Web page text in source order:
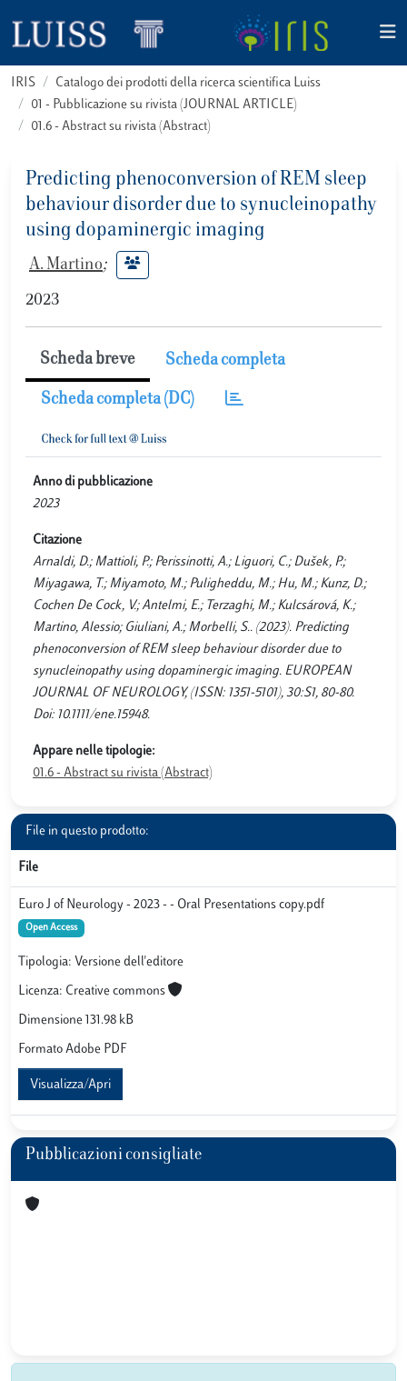
IRIS
Catalogo dei prodotti della ricerca scientifica Luiss
01 - Pubblicazione su rivista (JOURNAL ARTICLE)
01.6 - Abstract su rivista (Abstract)
Predicting phenoconversion of REM sleep
behaviour disorder due to synucleinopathy
using dopaminergic imaging
A. Martino;
2023
Scheda breve Scheda completa
Scheda completa (DC)
Anno di pubblicazione
2023
Citazione
Arnaldi, D.; Mattioli, P.; Perissinotti, A.; Liguori, C.; Dušek, P.;
Miyagawa, T.; Miyamoto, M.; Puligheddu, M.; Hu, M.; Kunz, D.;
Cochen De Cock, V.; Antelmi, E.; Terzaghi, M.; Kulcsárová, K.;
Martino, Alessio; Giuliani, A.; Morbelli, S.. (2023). Predicting
phenoconversion of REM sleep behaviour disorder due to
synucleinopathy using dopaminergic imaging. EUROPEAN
JOURNAL OF NEUROLOGY, (ISSN: 1351-5101), 30:S1, 80-80.
Doi: 10.1111/ene.15948.
Appare nelle tipologie:
01.6 - Abstract su rivista (Abstract)
File in questo prodotto:
File
Euro J of Neurology - 2023 - - Oral Presentations copy.pdf
Open Access
Tipologia: Versione dell'editore
Licenza: Creative commons
Dimensione 131.98 kB
Formato Adobe PDF
Visualizza/Apri
Pubblicazioni consigliate